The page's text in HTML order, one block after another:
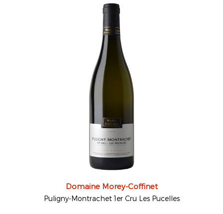
Domaine Morey-Coffinet
Puligny-Montrachet 1er Cru Les Pucelles